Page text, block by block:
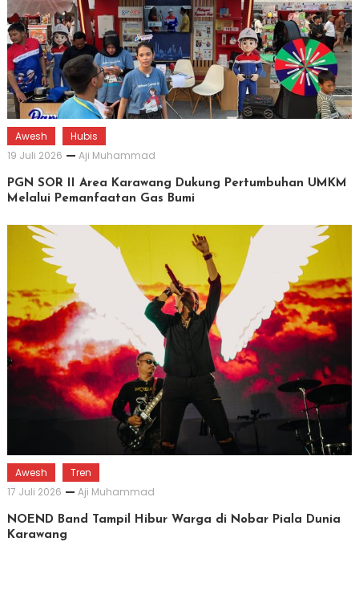
Awesh
Hubis
19 Juli 2026
Aji Muhammad
PGN SOR II Area Karawang Dukung Pertumbuhan UMKM
Melalui Pemanfaatan Gas Bumi
Awesh
Tren
17 Juli 2026
Aji Muhammad
NOEND Band Tampil Hibur Warga di Nobar Piala Dunia
Karawang